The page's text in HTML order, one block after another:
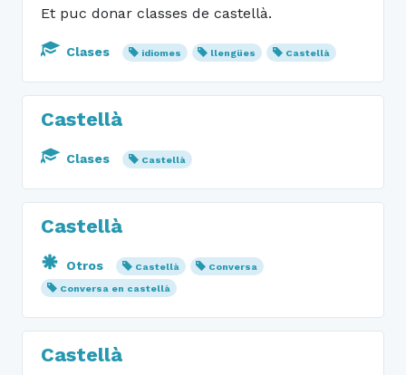
Et puc donar classes de castellà.
Clases idiomes llengües Castellà
Castellà
Clases Castellà
Castellà
Otros Castellà
Conversa
Conversa en castellà
Castellà